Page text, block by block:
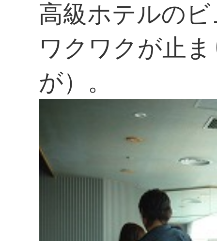
高級ホテルの
ワクワクが止
が）。